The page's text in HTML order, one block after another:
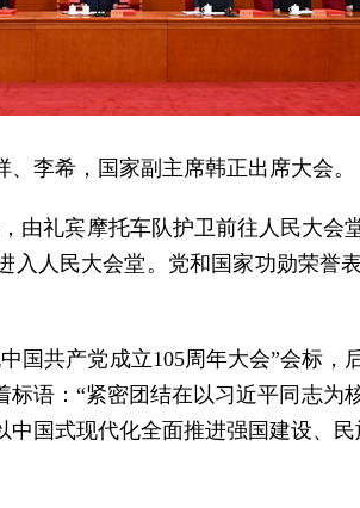
李希，国家副主席韩正出席大会。
由礼宾摩托车队护卫前往人民大
人民大会堂。党和国家功勋荣誉
国共产党成立105周年大会”会标
标语：“紧密团结在以习近平同志
国式现代化全面推进强国建设、